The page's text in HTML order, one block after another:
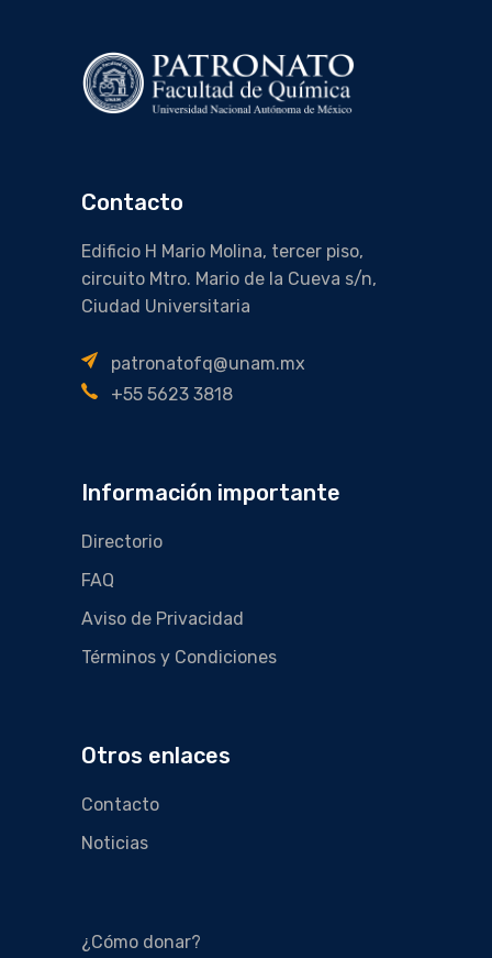
Contacto
Edificio H Mario Molina, tercer piso,
circuito Mtro. Mario de la Cueva s/n,
Ciudad Universitaria
patronatofq@unam.mx
+55 5623 3818
Información importante
Directorio
FAQ
Aviso de Privacidad
Términos y Condiciones
Otros enlaces
Contacto
Noticias
¿Cómo donar?